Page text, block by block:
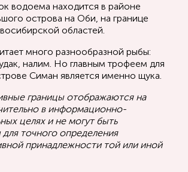
водоема находится в районе
острова на Оби, на границе
областей.
много разнообразной рыбы:
налим. Но главным трофеем для
Симан является именно щука.
границы отображаются на
в информационно-
целях и не могут быть
для точного определения
принадлежности той или иной